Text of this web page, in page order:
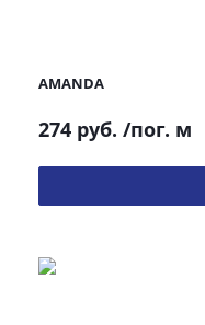
AMANDA
274 руб. /пог. м